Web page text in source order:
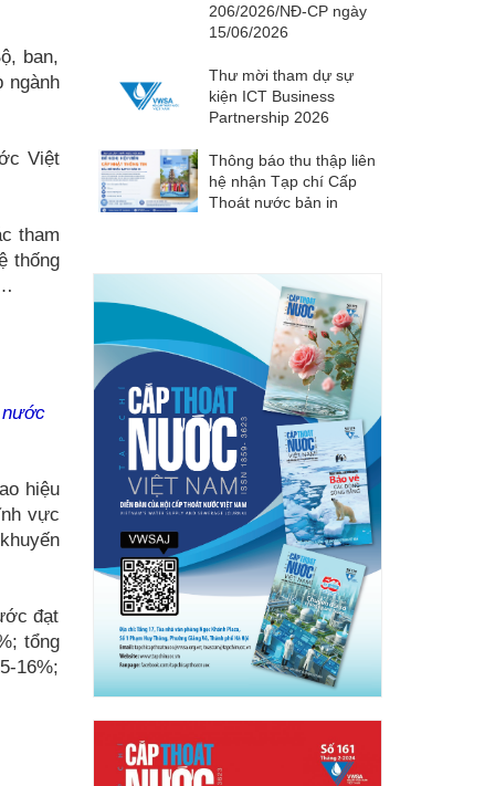
ban,
ngành
Việt
tham
thống
nước
hiệu
vực
đạt
tổng
16%;
206/2026/NĐ-CP ngày
15/06/2026
Thư mời tham dự sự
kiện ICT Business
Partnership 2026
Thông báo thu thập liên
hệ nhận Tạp chí Cấp
Thoát nước bản in